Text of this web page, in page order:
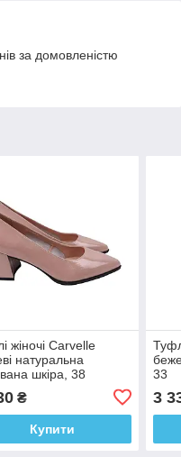
за домовленістю
жіночі Carvelle
натуральна
шкіра, 38
₴
Купити
33
3